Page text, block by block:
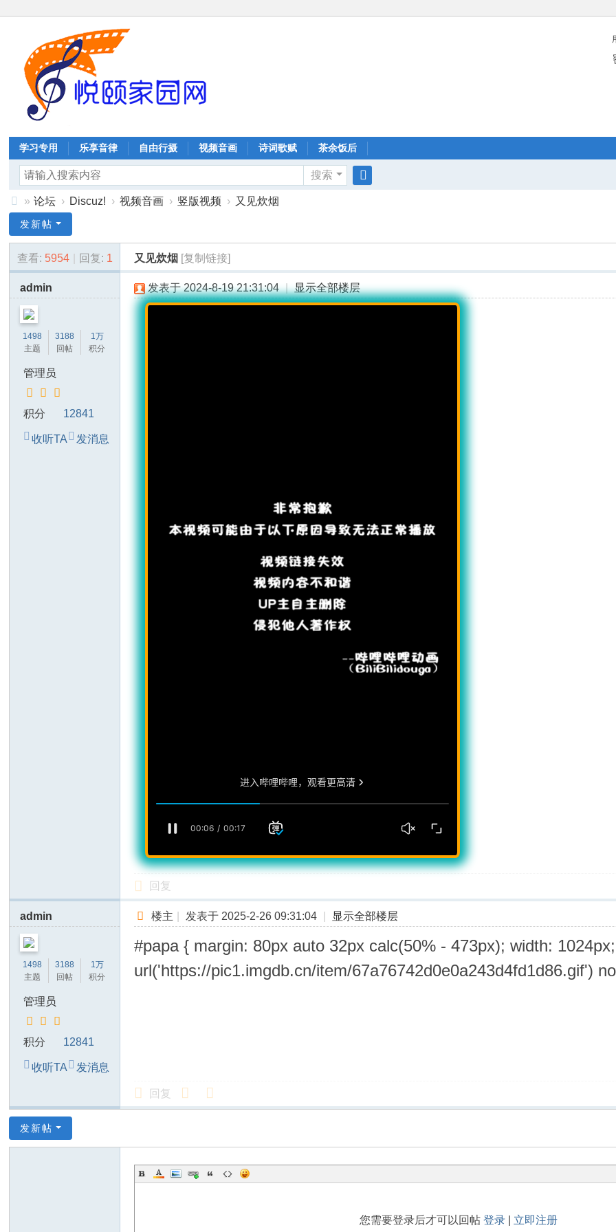
学习专用 乐享音律 自由行摄 视频音画 诗词歌赋 茶余饭后
搜索
同
嘉
科
技
» 论坛 › Discuz! › 视频音画 › 竖版视频 › 又见炊烟
发新帖
查看: 5954 回复: 1 又见炊烟 [复制链接]
admin
1498
主题
3188
回帖
1万
积分
管理员
积分 12841
收听TA 发消息
发表于 2024-8-19 21:31:04 | 显示全部楼层
回复
admin
1498
主题
3188
回帖
1万
积分
管理员
积分 12841
收听TA 发消息
楼主 发表于 2025-2-26 09:31:04 显示全部楼层
#papa { margin: 80px auto 32px calc(50% - 473px); width:
url('https://pic1.imgdb.cn/item/67a76742d0e0a243d4fd1d86.gif')
回复
发新帖
您需要登录后才可以回帖登录 立即注册